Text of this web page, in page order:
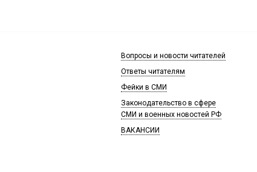
Вопросы и новости читателей
Ответы читателям
Фейки в СМИ
Законодательство в сфере
СМИ и военных новостей РФ
ВАКАНСИИ